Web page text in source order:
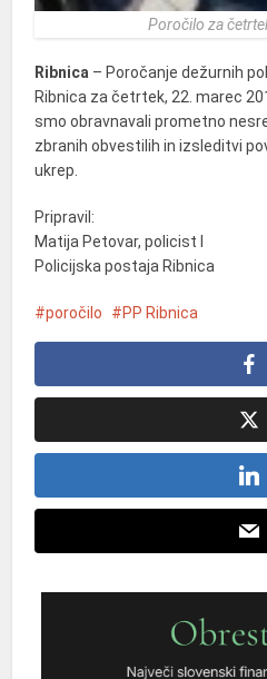
Poročilo za
Ribnica – Poročanje dežurnih
Ribnica za četrtek, 22. marec
smo obravnavali prometno
zbranih obvestilih in izsleditvi
ukrep.
Pripravil:
Matija Petovar, policist I
Policijska postaja Ribnica
poročilo PP Ribnica